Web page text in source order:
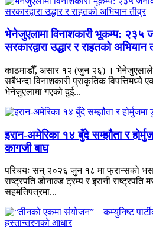
भेनेजुएलामा विनाशकारी भूकम्प: २३५
सरकारद्वारा उद्धार र राहतको अभियान
काठमाडौँ, असार १२ (जुन २६) ।
सबैभन्दा विनाशकारी प्राकृतिक विपत्तिमध्ये
भेनेजुएलामा गएको दुई...
इरान-अमेरिका १४ बुँदे सम्झौता र
कागजी बाघ
परिचयः सन् २०२६ जुन १८ मा फ्रान्सको
राष्ट्रपति डोनाल्ड ट्रम्प र इरानी
सहमतिपत्रमा...